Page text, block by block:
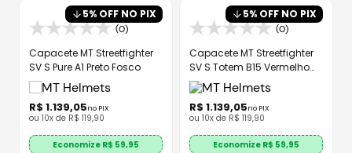
5% OFF NO PIX
(0)
Capacete MT Streetfighter
SV S Pure A1 Preto Fosco
R$ 1.139,05no PIX
ou 10x de R$ 119,90
Economize R$ 59,95
5% OFF NO PIX
(0)
Capacete MT Streetfighter
SV S Totem B15 Vermelho
Brilhante
R$ 1.139,05no PIX
ou 10x de R$ 119,90
Economize R$ 59,95